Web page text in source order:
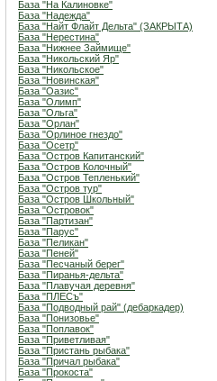
База "На Калиновке"
База "Надежда"
База "Найт Флайт Дельта" (ЗАКРЫТА)
База "Нерестина"
База "Нижнее Займище"
База "Никольский Яр"
База "Никольское"
База "Новинская"
База "Оазис"
База "Олимп"
База "Ольга"
База "Орлан"
База "Орлиное гнездо"
База "Осетр"
База "Остров Капитанский"
База "Остров Колочный"
База "Остров Тепленький"
База "Остров тур"
База "Остров Школьный"
База "Островок"
База "Партизан"
База "Парус"
База "Пеликан"
База "Пеней"
База "Песчаный берег"
База "Пиранья-дельта"
База "Плавучая деревня"
База "ПЛЕСъ"
База "Подводный рай" (дебаркадер)
База "Понизовье"
База "Поплавок"
База "Приветливая"
База "Пристань рыбака"
База "Причал рыбака"
База "Прокоста"